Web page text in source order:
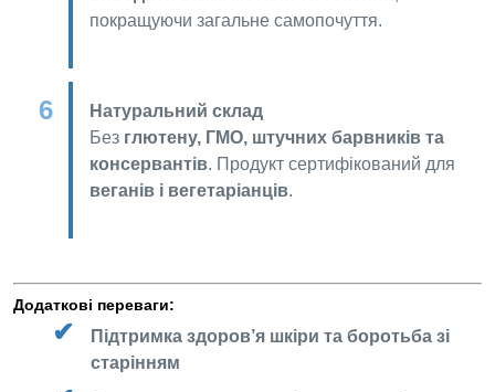
покращуючи загальне самопочуття.
Натуральний склад
Без глютену, ГМО, штучних барвників та
консервантів. Продукт сертифікований для
веганів і вегетаріанців.
Додаткові переваги:
Підтримка здоров’я шкіри та боротьба зі
старінням